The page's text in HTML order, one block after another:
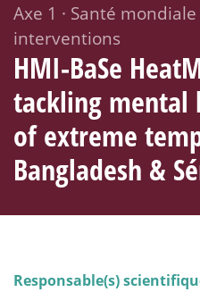
Axe 1 · Santé
interventions
HMI-BaSe
tackling mental
of extreme
Bangladesh &
Responsable(s)